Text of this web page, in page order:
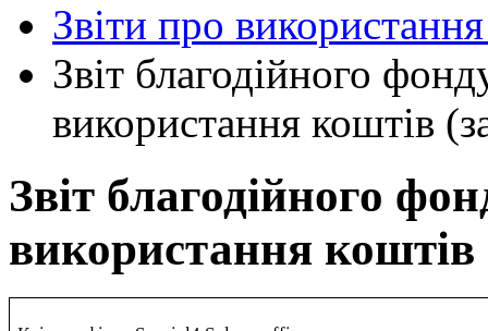
Звіти про
Звіт благодійного
використання коштів
Звіт благодійного
використання коштів